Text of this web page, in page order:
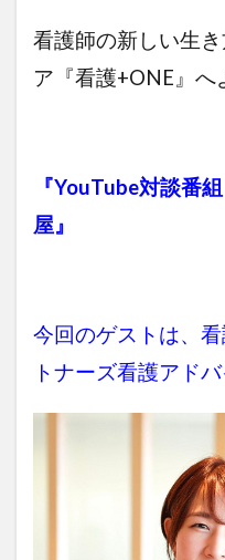
看護師の新しい生
ア『看護+ONE』へ
『YouTube対談番
屋』
今回のゲストは、
トナーズ看護アド